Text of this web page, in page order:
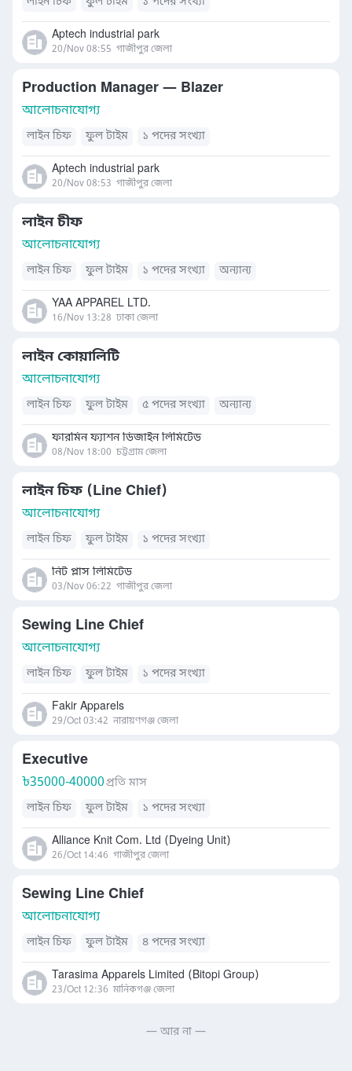
Aptech industrial park
20/Nov 08:55 গাজীপুর জেলা
Production Manager — Blazer
আলোচনাযোগ্য
লাইন চিফ ফুল টাইম ১ পদের সংখ্যা
Aptech industrial park
20/Nov 08:53 গাজীপুর জেলা
লাইন চীফ
আলোচনাযোগ্য
লাইন চিফ ফুল টাইম ১ পদের সংখ্যা অন্যান্য
YAA APPAREL LTD.
16/Nov 13:28 ঢাকা জেলা
লাইন কোয়ালিটি
আলোচনাযোগ্য
লাইন চিফ ফুল টাইম ৫ পদের সংখ্যা অন্যান্য
ফারমিন ফ্যাশন ডিজাইন লিমিটেড
08/Nov 18:00 চট্টগ্রাম জেলা
লাইন চিফ (Line Chief)
আলোচনাযোগ্য
লাইন চিফ ফুল টাইম ১ পদের সংখ্যা
নিট প্লাস লিমিটেড
03/Nov 06:22 গাজীপুর জেলা
Sewing Line Chief
আলোচনাযোগ্য
লাইন চিফ ফুল টাইম ১ পদের সংখ্যা
Fakir Apparels
29/Oct 03:42 নারায়ণগঞ্জ জেলা
Executive
৳35000-40000প্রতি মাস
লাইন চিফ
ফুল টাইম ১ পদের সংখ্যা
Alliance Knit Com. Ltd (Dyeing Unit)
26/Oct 14:46 গাজীপুর জেলা
Sewing Line Chief
আলোচনাযোগ্য
লাইন চিফ ফুল টাইম ৪ পদের সংখ্যা
Tarasima Apparels Limited (Bitopi Group)
23/Oct 12:36 মানিকগঞ্জ জেলা
— আর না —